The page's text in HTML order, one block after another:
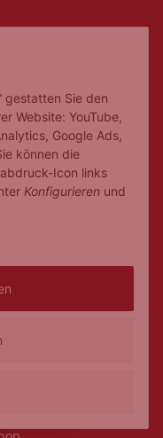
gestatten Sie den
Website: YouTube,
Google Ads,
können die
Icon links
Konfigurieren und